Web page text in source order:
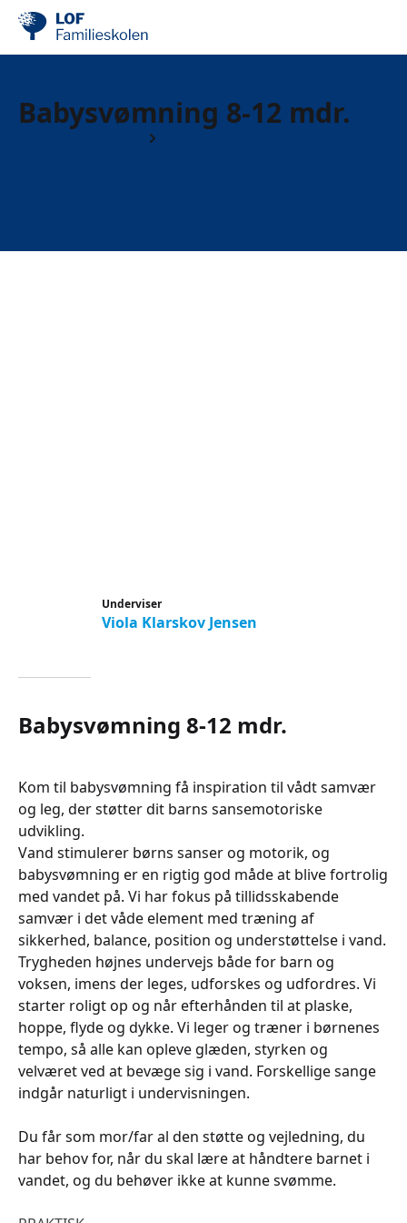
Babysvømning 8-12 mdr.
Underviser
Viola Klarskov Jensen
Babysvømning 8-12 mdr.
Kom til babysvømning få inspiration til vådt samvær
og leg, der støtter dit barns sansemotoriske
udvikling.
Vand stimulerer børns sanser og motorik, og
babysvømning er en rigtig god måde at blive fortrolig
med vandet på. Vi har fokus på tillidsskabende
samvær i det våde element med træning af
sikkerhed, balance, position og understøttelse i vand.
Trygheden højnes undervejs både for barn og
voksen, imens der leges, udforskes og udfordres. Vi
starter roligt op og når efterhånden til at plaske,
hoppe, flyde og dykke. Vi leger og træner i børnenes
tempo, så alle kan opleve glæden, styrken og
velværet ved at bevæge sig i vand. Forskellige sange
indgår naturligt i undervisningen.
Du får som mor/far al den støtte og vejledning, du
har behov for, når du skal lære at håndtere barnet i
vandet, og du behøver ikke at kunne svømme.